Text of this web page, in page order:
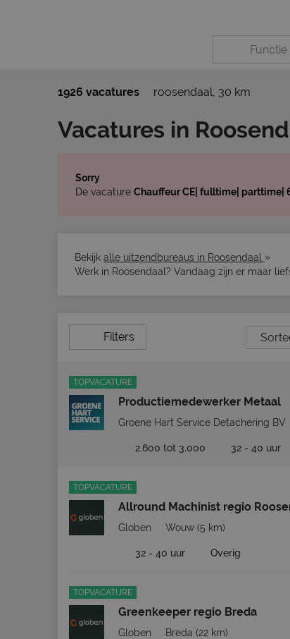
1926 vacatures roosendaal, 30 km
Vacatures in
Sorry
De vacature Chauffeur CE| fulltime| parttime|
Bekijk alle uitzendbureaus in Roosendaal »
Werk in Roosendaal? Vandaag zijn er maar
Filters
TOPVACATURE
Productiemedewerker Metaal
Groene Hart Service Detachering BV
2.600 tot 3.000 32 - 40 uur
TOPVACATURE
Allround Machinist regio
Globen Wouw (5 km)
32 - 40 uur Overig
TOPVACATURE
Greenkeeper regio Breda
Globen Breda (22 km)